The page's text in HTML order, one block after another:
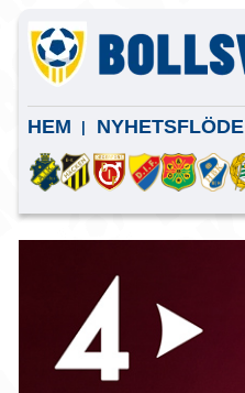
HEM NYHETSFLÖDE